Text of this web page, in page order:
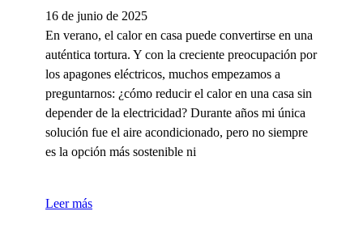
16 de junio de 2025
En verano, el calor en casa puede convertirse en una
auténtica tortura. Y con la creciente preocupación por
los apagones eléctricos, muchos empezamos a
preguntarnos: ¿cómo reducir el calor en una casa sin
depender de la electricidad? Durante años mi única
solución fue el aire acondicionado, pero no siempre
es la opción más sostenible ni
Leer más